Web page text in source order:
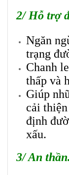
2/ Hỗ trợ
Ngăn
trạng
Chanh
thấp và
Giúp
cải
định
xấu.
3/ An thần.